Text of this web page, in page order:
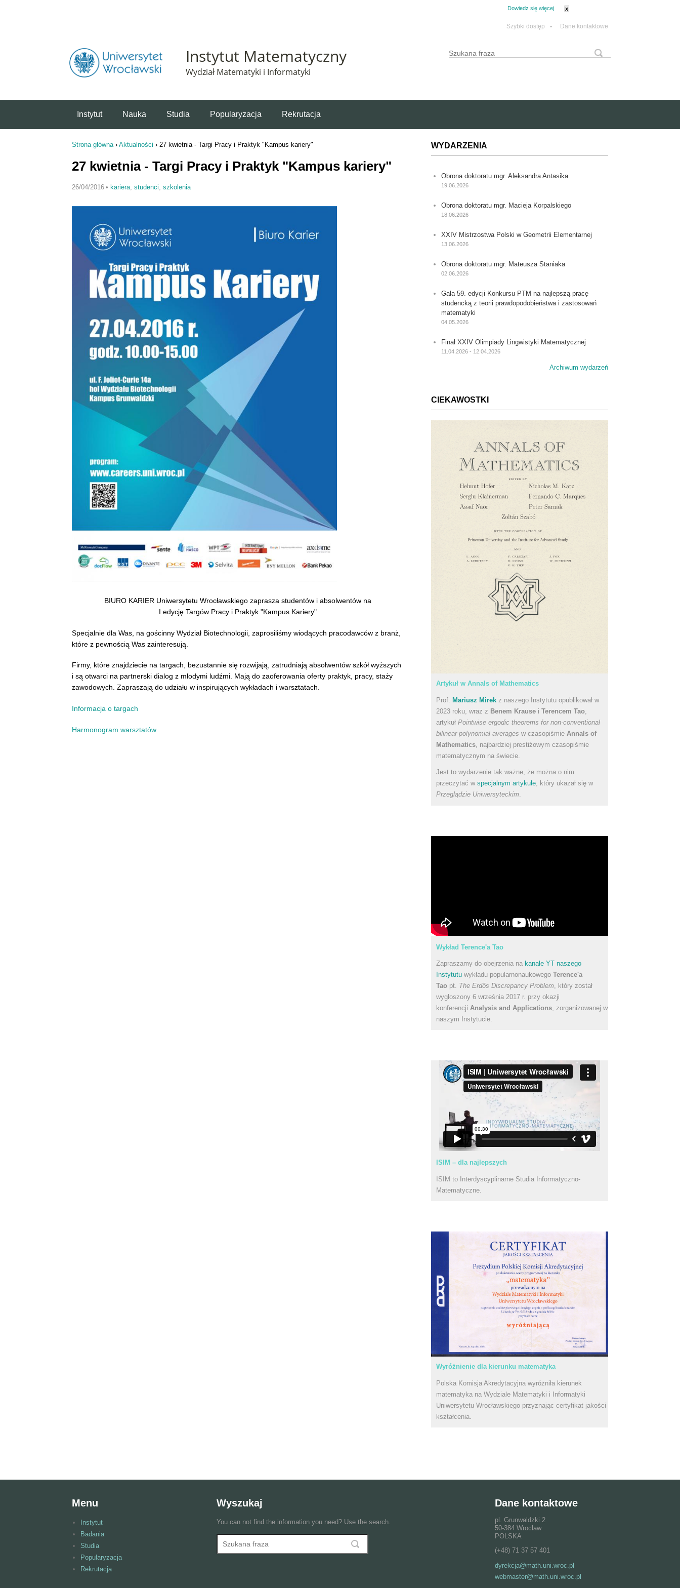
Dowiedz się więcej x
Szybki dostęp • Dane kontaktowe
Instytut Matematyczny
Wydział Matematyki i Informatyki
Formularz wyszukiwania
Wyszukaj
Instytut Nauka Studia Popularyzacja Rekrutacja
Strona główna› Aktualności › 27 kwietnia - Targi Pracy i Praktyk "Kampus kariery"
27 kwietnia - Targi Pracy i Praktyk "Kampus kariery"
26/04/2016 • kariera, studenci, szkolenia
BIURO KARIER Uniwersytetu Wrocławskiego zaprasza studentów i absolwentów na
I edycję Targów Pracy i Praktyk "Kampus Kariery"
Specjalnie dla Was, na gościnny Wydział Biotechnologii, zaprosiliśmy wiodących pracodawców z branż,
które z pewnością Was zainteresują.
Firmy, które znajdziecie na targach, bezustannie się rozwijają, zatrudniają absolwentów szkół wyższych
i są otwarci na partnerski dialog z młodymi ludźmi. Mają do zaoferowania oferty praktyk, pracy, staży
zawodowych. Zapraszają do udziału w inspirujących wykładach i warsztatach.
Informacja o targach
Harmonogram warsztatów
WYDARZENIA
Obrona doktoratu mgr. Aleksandra Antasika
19.06.2026
Obrona doktoratu mgr. Macieja Korpalskiego
18.06.2026
XXIV Mistrzostwa Polski w Geometrii Elementarnej
13.06.2026
Obrona doktoratu mgr. Mateusza Staniaka
02.06.2026
Gala 59. edycji Konkursu PTM na najlepszą pracę
studencką z teorii prawdopodobieństwa i zastosowań
matematyki
04.05.2026
Finał XXIV Olimpiady Lingwistyki Matematycznej
11.04.2026 - 12.04.2026
Archiwum wydarzeń
CIEKAWOSTKI
Artykuł w Annals of Mathematics
Prof. Mariusz Mirek z naszego Instytutu opublikował w
2023 roku, wraz z Benem Krause i Terencem Tao
artykuł Pointwise ergodic theorems for non-conventional
bilinear polynomial averages w czasopiśmie Annals of
Mathematics , najbardziej prestiżowym czasopiśmie
matematycznym na świecie.
Jest to wydarzenie tak ważne, że można o nim
przeczytać w specjalnym artykule, który ukazał się w
Przeglądzie Uniwersyteckim.
Wykład Terence'a Tao
Zapraszamy do obejrzenia na kanale YT naszego
Instytutu wykładu popularnonaukowego Terence'a
Tao pt. The Erdős Discrepancy Problem , który został
wygłoszony 6 września 2017 r. przy okazji
konferencji Analysis and Applications , zorganizowanej w
naszym Instytucie.
ISIM – dla najlepszych
ISIM to Interdyscyplinarne Studia Informatyczno-
Matematyczne.
Wyróżnienie dla kierunku matematyka
Polska Komisja Akredytacyjna wyróżniła kierunek
matematyka na Wydziale Matematyki i Informatyki
Uniwersytetu Wrocławskiego przyznając certyfikat jakości
kształcenia.
Menu
Instytut
Badania
Studia
Popularyzacja
Rekrutacja
Wyszukaj
You can not find the information you need? Use the search.
Formularz wyszukiwania
Wyszukaj
Dane kontaktowe
pl. Grunwaldzki 2
50-384 Wrocław
POLSKA
(+48) 71 37 57 401
dyrekcja@math.uni.wroc.pl
webmaster@math.uni.wroc.pl